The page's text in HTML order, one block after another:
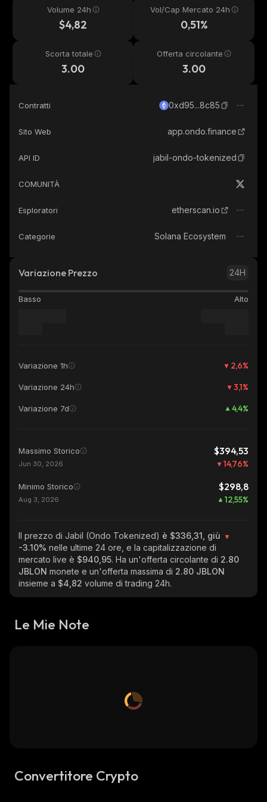
Volume 24h
$4,82
Vol/Cap Mercato 24h
0,51%
Scorta totale
3.00
Offerta circolante
3.00
Contratti 0xd95...8c85
Sito Web app.ondo.finance
API ID jabil-ondo-tokenized
COMUNITÀ
Esploratori etherscan.io
Categorie Solana Ecosystem
Variazione Prezzo 24H
Basso Alto
Variazione 1h 2,6%
Variazione 24h 3,1%
Variazione 7d 4,4%
Massimo Storico $394,53
Jun 30, 2026 14,76%
Minimo Storico $298,8
Aug 3, 2026 12,55%
Il prezzo di Jabil (Ondo Tokenized) è $336,31, giù
-3.10% nelle ultime 24 ore, e la capitalizzazione di
mercato live è $940,95. Ha un'offerta circolante di 2.80
JBLON monete e un'offerta massima di 2.80 JBLON
insieme a $4,82 volume di trading 24h.
Le Mie Note
Convertitore Crypto